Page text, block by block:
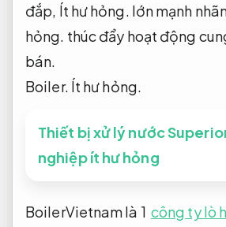
đắp, Ít hư hỏng. lớn mạnh
hỏng. thúc đẩy hoạt động
bán.
Boiler. Ít hư hỏng.
Thiết bị xử lý nước
nghiệp ít hư hỏng
BoilerVietnam là 1 công ty lò